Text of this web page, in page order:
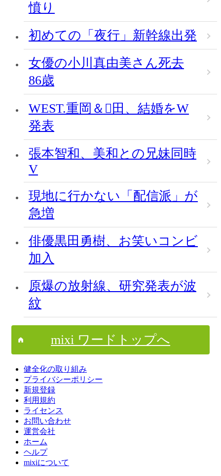
憤り
初めての「夜行」新幹線出発
女優の小川真由美さん死去
86歳
WEST.重岡＆田、結婚をW
発表
張本智和、美和との兄妹同時
V
現地に行かない「配信派」が
急増
俳優黒田勇樹、お笑いコンビ
加入
原爆の放射線、研究発表が波
紋
mixi ワードトップへ
健全化の取り組み
プライバシーポリシー
新規登録
利用規約
ライセンス
お問い合わせ
運営会社
ホーム
ヘルプ
mixiについて